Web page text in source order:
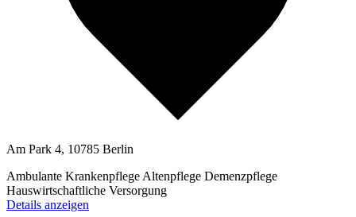
Am Park 4, 10785 Berlin
Ambulante Krankenpflege Altenpflege Demenzpflege
Hauswirtschaftliche Versorgung
Details anzeigen